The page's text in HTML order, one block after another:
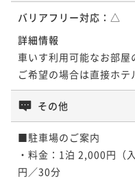
バリアフリー対応： △
詳細情報
車いす利用可能なお部屋
ご希望の場合は直接ホテ
その他
■駐車場のご案内
・料金：1泊 2,000円（
円／30分